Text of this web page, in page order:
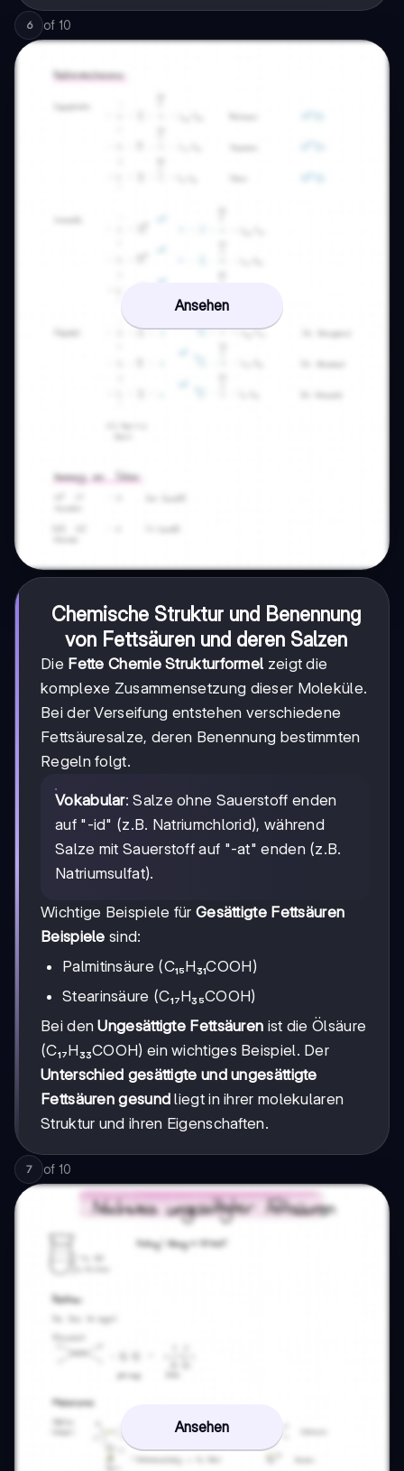
6 of 10
Ansehen
Chemische Struktur und Benennung
von Fettsäuren und deren Salzen
Die Fette Chemie Strukturformel zeigt die
komplexe Zusammensetzung dieser Moleküle.
Bei der Verseifung entstehen verschiedene
Fettsäuresalze, deren Benennung bestimmten
Regeln folgt.
Vokabular: Salze ohne Sauerstoff enden
auf "-id" (z.B. Natriumchlorid), während
Salze mit Sauerstoff auf "-at" enden (z.B.
Natriumsulfat).
Wichtige Beispiele für Gesättigte Fettsäuren
Beispiele sind:
Palmitinsäure (C₁₅H₃₁COOH)
Stearinsäure (C₁₇H₃₅COOH)
Bei denUngesättigte Fettsäuren ist die Ölsäure
(C₁₇H₃₃COOH) ein wichtiges Beispiel. Der
Unterschied gesättigte und ungesättigte
Fettsäuren gesund liegt in ihrer molekularen
Struktur und ihren Eigenschaften.
7 of 10
Ansehen